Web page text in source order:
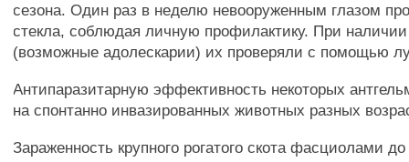
сезона. Один раз в неделю невооруженным глазом
стекла, соблюдая личную профилактику. При
(возможные адолескарии) их проверяли с помощью
Антипаразитарную эффективность некоторых
на спонтанно инвазированных животных разных
Зараженность крупного рогатого скота фасциолами